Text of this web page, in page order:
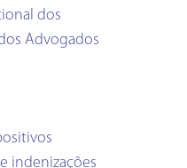
dos
Advogados
indenizações